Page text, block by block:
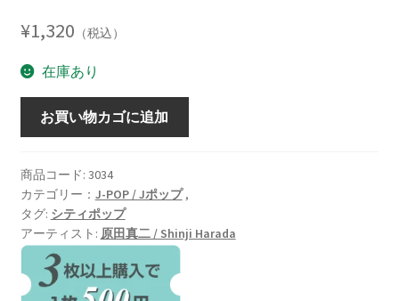
¥1,320 （税込）
在庫あり
Feel
Happy
フ
ィ
ー
ル・
ッ
お買い物カゴに追加
商品コード: 3034
カテゴリー： J-POP / Jポップ,
タグ: シティポップ
アーティスト: 原田真二 / Shinji Harada